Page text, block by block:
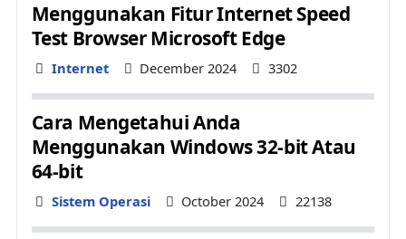
Menggunakan Fitur Internet Speed
Test Browser Microsoft Edge
Details
Internet December 2024 3302
Cara Mengetahui Anda
Menggunakan Windows 32-bit Atau
64-bit
Details
Sistem Operasi October 2024 22138